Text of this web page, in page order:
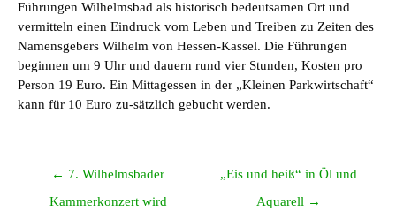
Führungen Wilhelmsbad als historisch bedeutsamen Ort und
vermitteln einen Eindruck vom Leben und Treiben zu Zeiten des
Namensgebers Wilhelm von Hessen-Kassel. Die Führungen
beginnen um 9 Uhr und dauern rund vier Stunden, Kosten pro
Person 19 Euro. Ein Mittagessen in der „Kleinen Parkwirtschaft“
kann für 10 Euro zu-sätzlich gebucht werden.
← 7. Wilhelmsbader
Kammerkonzert wird
„Eis und heiß“ in Öl und
Aquarell →